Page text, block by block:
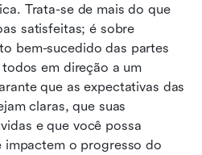
Trata-se de mais do que
satisfeitas; é sobre
bem-sucedido das partes
em direção a um
que as expectativas das
claras, que suas
impactem o progresso do